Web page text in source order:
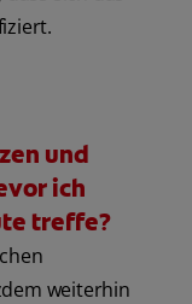
und
ich
treffe?
weiterhin